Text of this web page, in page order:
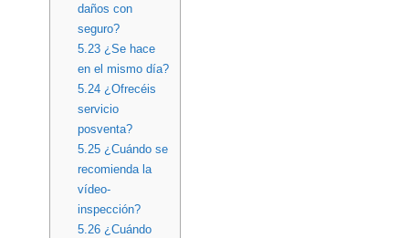
daños con
seguro?
5.23¿Se hace
en el mismo día?
5.24¿Ofrecéis
servicio
posventa?
5.25¿Cuándo se
recomienda la
vídeo-
inspección?
5.26¿Cuándo